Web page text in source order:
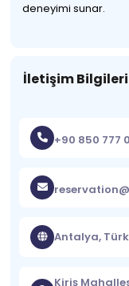
deneyimi sunar.
İletişim Bilgileri
+90 850 777
Antalya,
Kiriş